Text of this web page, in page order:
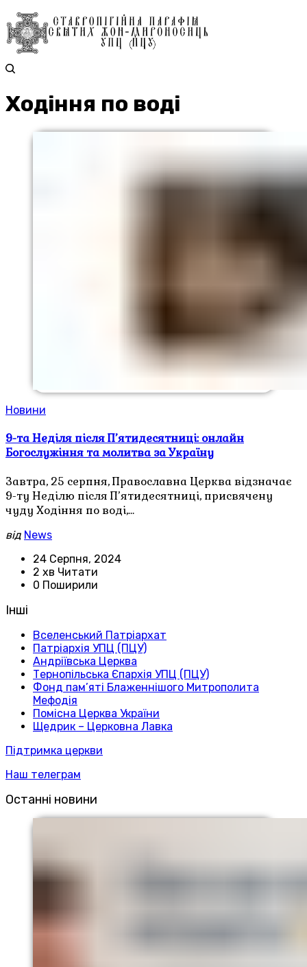
Ходіння по воді
Новини
9-та Неділя після П’ятидесятниці: онлайн
Богослужіння та молитва за Україну
Завтра, 25 серпня, Православна Церква відзначає
9-ту Неділю після П’ятидесятниці, присвячену
чуду Ходіння по воді,…
від News
24 Серпня, 2024
2 хв Читати
0 Поширили
Інші
Вселенський Патріархат
Патріархія УПЦ (ПЦУ)
Андріївська Церква
Тернопільська Єпархія УПЦ (ПЦУ)
Фонд пам’яті Блаженнішого Митрополита
Мефодія
Помісна Церква України
Щедрик – Церковна Лавка
Підтримка церкви
Наш телеграм
Останні новини